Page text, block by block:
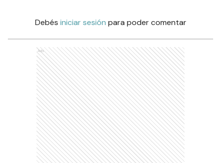
Debés iniciar sesión para poder comentar
Ads